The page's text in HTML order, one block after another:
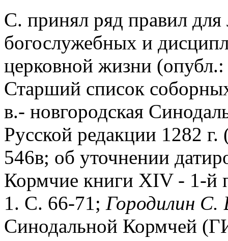
С. принял ряд правил
богослужебных и
церковной жизни
Старший список
в.- новгородская
Русской редакции 1282
546в; об уточнении
Кормчие книги XIV - 1-
1. С. 66-71; Городилин С.
Синодальной Кормчей